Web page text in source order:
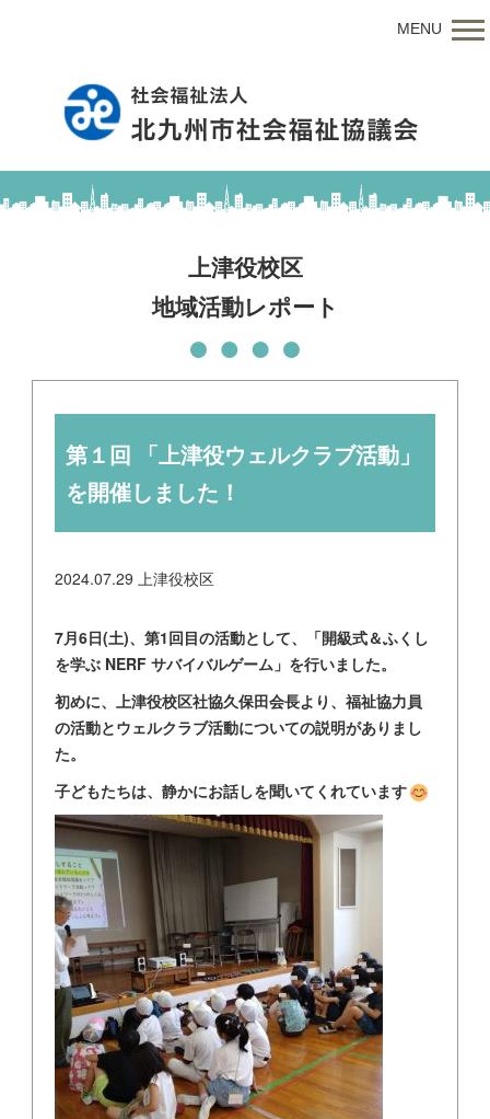
MENU
上津役校区
地域活動レポート
第１回 「上津役ウェルクラブ活動」
を開催しました！
2024.07.29 上津役校区
7月6日(土)、第1回目の活動として、「開級式＆ふくし
を学ぶ NERF サバイバルゲーム」を行いました。
初めに、上津役校区社協久保田会長より、福祉協力員
の活動とウェルクラブ活動についての説明がありまし
た。
子どもたちは、静かにお話しを聞いてくれています